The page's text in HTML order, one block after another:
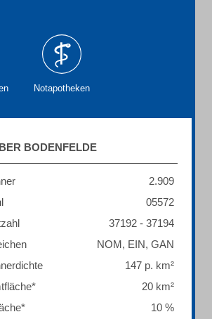
Notapotheken
BODENFELDE
2.909
05572
37192 - 37194
NOM, EIN, GAN
147 p. km²
20 km²
10 %